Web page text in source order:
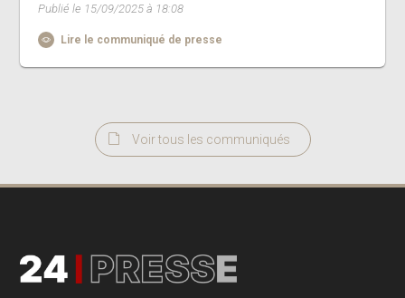
Publié le 15/09/2025 à 18:08
Lire le communiqué de presse
Voir tous les communiqués